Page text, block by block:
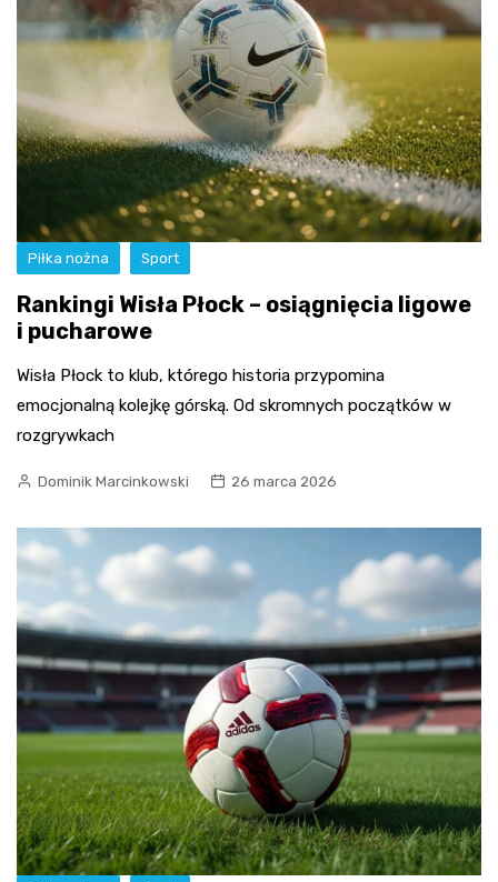
Piłka nożna Sport
Rankingi Wisła Płock – osiągnięcia ligowe
i pucharowe
Wisła Płock to klub, którego historia przypomina
emocjonalną kolejkę górską. Od skromnych początków w
rozgrywkach
Dominik Marcinkowski 26 marca 2026